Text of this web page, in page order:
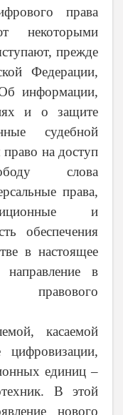
права
некоторыми
прежде
Федерации,
информации,
и о защите
судебной
на доступ
слова
права,
и
обеспечения
в настоящее
направление в
правового
касаемой
цифровизации,
единиц –
В этой
нового